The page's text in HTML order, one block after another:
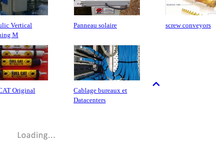
Vertical
M
Panneau solaire screw conveyors
Original
Cablage bureaux et
Datacenters